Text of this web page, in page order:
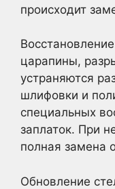
происходит
царапины,
устраняются
шлифовки и
специальных
заплаток. При
полная замена
Обновление